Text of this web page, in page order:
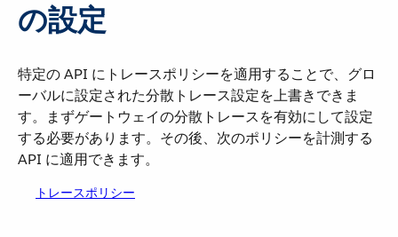
の設定
特定の API にトレースポリシーを適用することで、グロ
ーバルに設定された分散トレース設定を上書きできま
す。まずゲートウェイの分散トレースを有効にして設定
する必要があります。その後、次のポリシーを計測する
API に適用できます。
トレースポリシー